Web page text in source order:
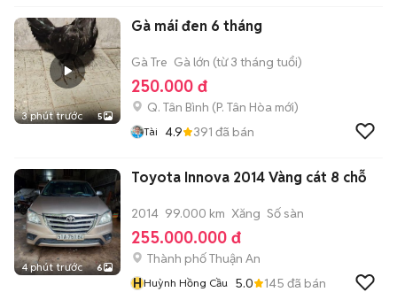
3 phút trước 5
Gà mái đen 6 tháng
Gà Tre Gà lớn (từ 3 tháng tuổi)
250.000 đ
Q. Tân Bình (P. Tân Hòa mới)
Tài 4.9 391 đã bán
4 phút trước 6
Toyota Innova 2014 Vàng cát 8 chỗ
2014 99.000 km Xăng Số sàn
255.000.000 đ
Thành phố Thuận An
HHuỳnh Hồng Cầu 5.0 145 đã bán